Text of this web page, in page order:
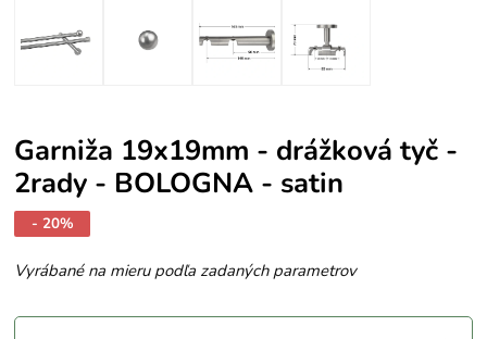
Garniža 19x19mm - drážková tyč -
2rady - BOLOGNA - satin
- 20%
Vyrábané na mieru podľa zadaných parametrov